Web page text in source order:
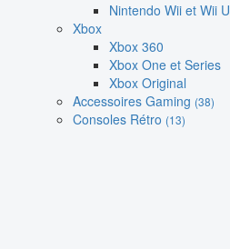
Nintendo Wii et Wii U
Xbox
Xbox 360
Xbox One et Series
Xbox Original
Accessoires Gaming (38)
Consoles Rétro (13)